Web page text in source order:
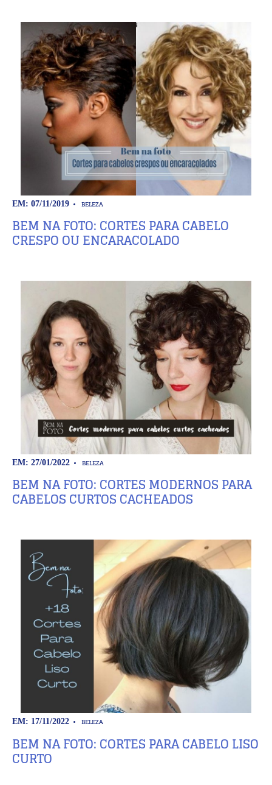
EM: 07/11/2019 BELEZA
BEM NA FOTO: CORTES PARA CABELO
CRESPO OU ENCARACOLADO
EM: 27/01/2022 BELEZA
BEM NA FOTO: CORTES MODERNOS PARA
CABELOS CURTOS CACHEADOS
EM: 17/11/2022 BELEZA
BEM NA FOTO: CORTES PARA CABELO LISO
CURTO